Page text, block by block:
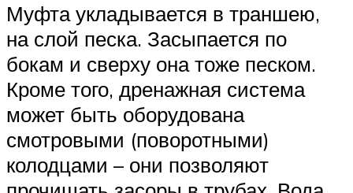
Муфта укладывается в траншею,
на слой песка. Засыпается по
бокам и сверху она тоже песком.
Кроме того, дренажная система
может быть оборудована
смотровыми (поворотными)
колодцами – они позволяют